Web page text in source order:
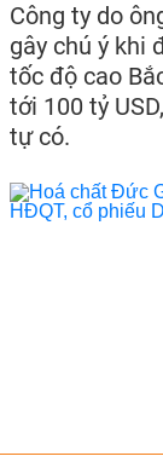
Công ty do
gây chú ý khi
tốc độ cao
tới 100 tỷ
tự có.